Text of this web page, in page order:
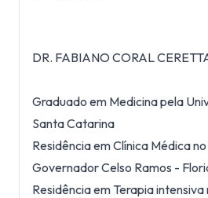
DR. FABIANO CORAL
Graduado em Medicina pela
Santa Catarina
Residência em Clínica Médica
Governador Celso Ramos -
Residência em Terapia